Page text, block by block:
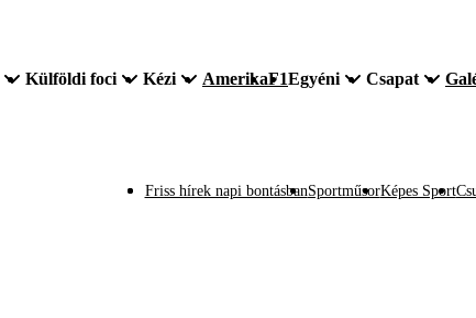
Külföldi foci Kézi AmerikaF1Egyéni Csapat
Friss hírek napi bontásbanSportműsorKépes Sport